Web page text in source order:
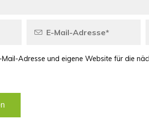
Mail-Adresse und eigene Website für die